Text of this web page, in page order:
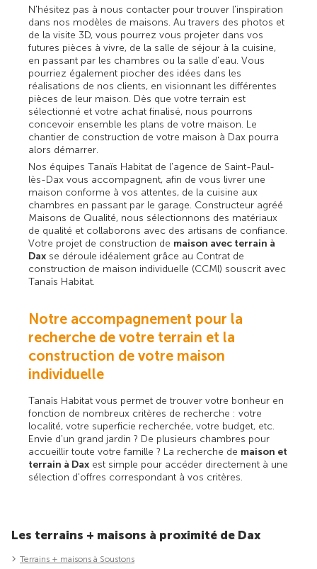
N'hésitez pas à nous contacter pour trouver l'inspiration
dans nos modèles de maisons. Au travers des photos et
de la visite 3D, vous pourrez vous projeter dans vos
futures pièces à vivre, de la salle de séjour à la cuisine,
en passant par les chambres ou la salle d'eau. Vous
pourriez également piocher des idées dans les
réalisations de nos clients, en visionnant les différentes
pièces de leur maison. Dès que votre terrain est
sélectionné et votre achat finalisé, nous pourrons
concevoir ensemble les plans de votre maison. Le
chantier de construction de votre maison à Dax pourra
alors démarrer.
Nos équipes Tanaïs Habitat de l'agence de Saint-Paul-
lès-Dax vous accompagnent, afin de vous livrer une
maison conforme à vos attentes, de la cuisine aux
chambres en passant par le garage. Constructeur agréé
Maisons de Qualité, nous sélectionnons des matériaux
de qualité et collaborons avec des artisans de confiance.
Votre projet de construction de maison avec terrain à
Dax se déroule idéalement grâce au Contrat de
construction de maison individuelle (CCMI) souscrit avec
Tanaïs Habitat.
Notre accompagnement pour la
recherche de votre terrain et la
construction de votre maison
individuelle
Tanaïs Habitat vous permet de trouver votre bonheur en
fonction de nombreux critères de recherche : votre
localité, votre superficie recherchée, votre budget, etc.
Envie d'un grand jardin ? De plusieurs chambres pour
accueillir toute votre famille ? La recherche de maison et
terrain à Dax est simple pour accéder directement à une
sélection d'offres correspondant à vos critères.
Les terrains + maisons à proximité de Dax
Terrains + maisons à Soustons